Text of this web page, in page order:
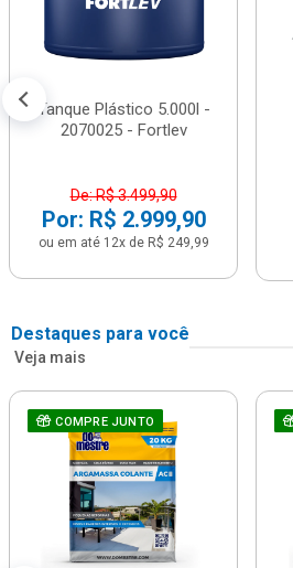
Tanque Plástico 5.000l -
2070025 - Fortlev
De: R$ 3.499,90
Por: R$ 2.999,90
ou em até 12x de R$ 249,99
Destaques para você
Veja mais
COMPRE JUNTO